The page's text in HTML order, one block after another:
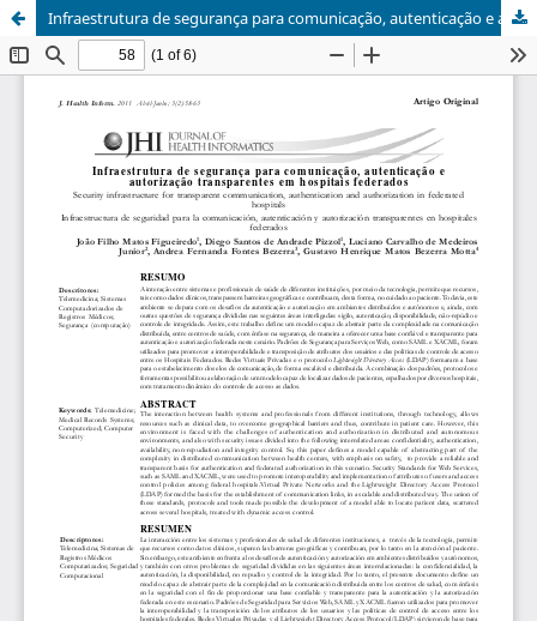
Infraestrutura de segurança para comunicação, autenticação e autorização transparentes em hospitais federados